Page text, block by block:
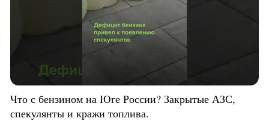
Что с бензином на Юге России? Закрытые АЗС,
спекулянты и кражи топлива.